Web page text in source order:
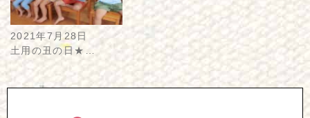
2021年7月28日
土用の丑の日★…